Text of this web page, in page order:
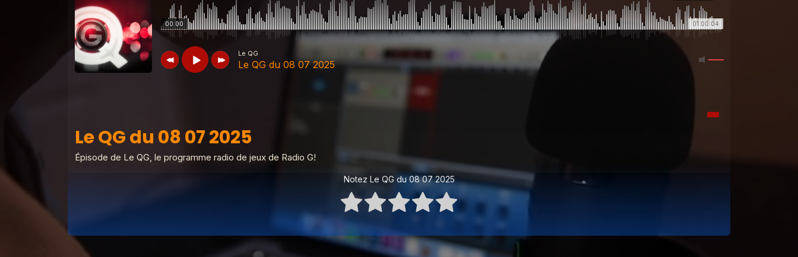
01:00:04
00:00
Le QG
Le QG du 08 07 2025
Le QG Le QG du 12 05 2026
Le QG du 08 07 2025
Épisode de Le QG, le programme radio de jeux de Radio G!
Notez Le QG du 08 07 2025